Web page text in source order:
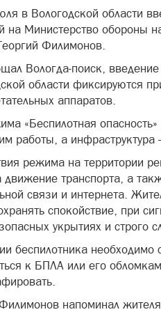
в Вологодской области
на Министерство обороны
Филимонов.
Вологда-поиск,
области фиксируются
аппаратов.
«Беспилотная
работы, а
режима на территории
движение транспорта, а
связи и интернета.
спокойствие, при
укрытиях и строго
беспилотника
к БПЛА или его
напоминал